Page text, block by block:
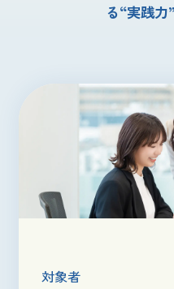
る“実践力
対象者